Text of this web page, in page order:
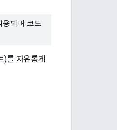
용되며 코드
)를 자유롭게